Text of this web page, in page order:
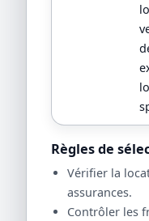
Règles de
Vérifier la
assurances.
Contrôler les